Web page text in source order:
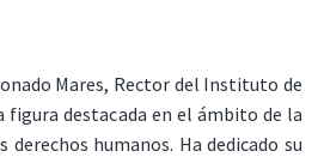
Mares, Rector del Instituto de
figura destacada en el ámbito de la
humanos. Ha dedicado su